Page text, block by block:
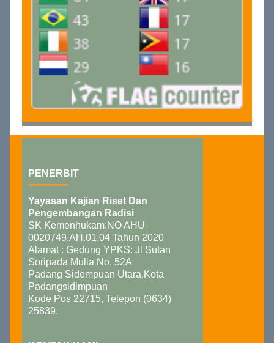
PENERBIT
Yayasan Kajian Riset Dan
Pengembangan Radisi
SK Kemenhukam:NO AHU-
0020749.AH.01.04 Tahun 2020
Alamat : Gedung YPKS: Jl Sutan
Soripada Mulia No. 52A
Padang Sidempuan Utara,Kota
Padangsidimpuan
Kode Pos 22715, Telepon (0634)
25839.